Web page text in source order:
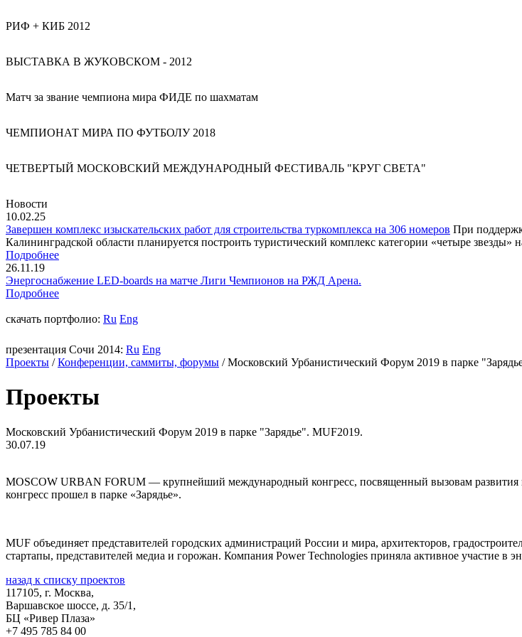
РИФ + КИБ 2012
ВЫСТАВКА В ЖУКОВСКОМ - 2012
Матч за звание чемпиона мира ФИДЕ по шахматам
ЧЕМПИОНАТ МИРА ПО ФУТБОЛУ 2018
ЧЕТВЕРТЫЙ МОСКОВСКИЙ МЕЖДУНАРОДНЫЙ ФЕСТИВАЛЬ "КРУГ СВЕТА"
Новости
10.02.25
Завершен комплекс изыскательских работ для строительства туркомплекса на 306 номеров При
Калининградской области планируется построить туристический комплекс категории «четыре
Подробнее
26.11.19
Энергоснабжение LED-boards на матче Лиги Чемпионов на РЖД Арена.
Подробнее
скачать портфолио: Ru Eng
презентация Сочи 2014: Ru Eng
Проекты /Конференции, саммиты, форумы /Московский Урбанистический Форум 2019 в парке
Проекты
Московский Урбанистический Форум 2019 в парке "Зарядье". MUF2019.
30.07.19
MOSCOW URBAN FORUM — крупнейший международный конгресс, посвященный вызовам развития
конгресс прошел в парке «Зарядье».
MUF объединяет представителей городских администраций России и мира, архитекторов,
стартапы, представителей медиа и горожан. Компания Power Technologies приняла активное участие в
назад к списку проектов
117105, г. Москва,
Варшавское шоссе, д. 35/1,
БЦ «Ривер Плаза»
+7 495 785 84 00